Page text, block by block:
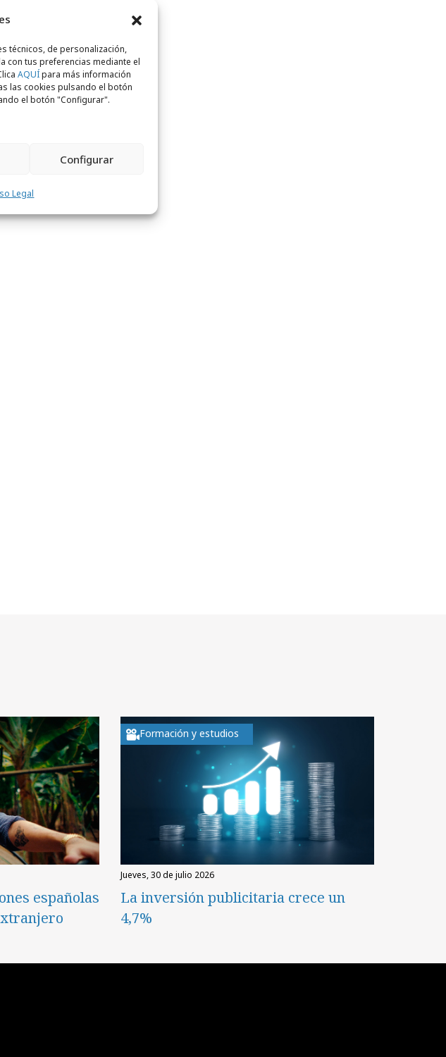
técnicos, de personalización,
con tus preferencias mediante el
AQUÍpara más información
las cookies pulsando el botón
el botón "Configurar".
Configurar
Legal
el
seller
que
los
españolas
Formación y estudios
jueves, 30 de julio 2026
La inversión publicitaria crece un
4,7%